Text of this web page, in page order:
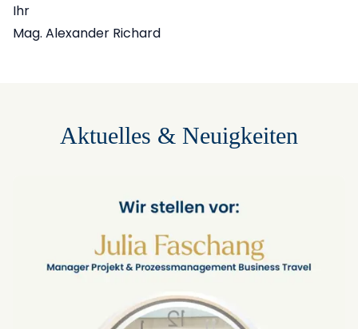
Ihr
Mag. Alexander Richard
Aktuelles & Neuigkeiten